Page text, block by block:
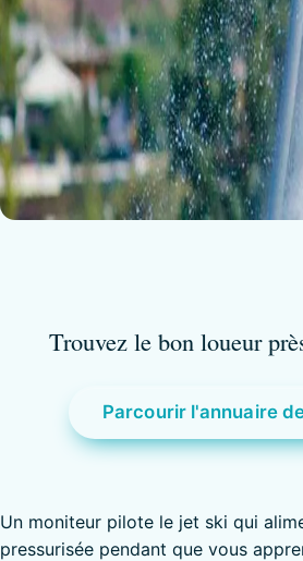
Trouvez le bon loueur
Parcourir l'annuaire
Un moniteur pilote le jet ski qui
pressurisée pendant que vous